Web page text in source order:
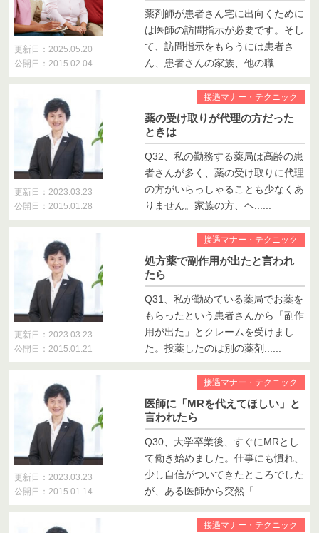
更新日：2025.05.20
公開日：2015.02.04
薬剤師が患者さん宅に出向くために
は医師の訪問指示が必要です。そし
て、訪問指示をもらうには患者さ
ん、患者さんの家族、他の職......
更新日：2023.03.23
公開日：2015.01.28
接遇マナー・テクニック
薬の受け取りが代理の方だった
ときは
Q32、私の勤務する薬局は高齢の患
者さんが多く、薬の受け取りに代理
の方がいらっしゃることも少なくあ
りません。家族の方、ヘ......
更新日：2023.03.23
公開日：2015.01.21
接遇マナー・テクニック
処方薬で副作用が出たと言われ
たら
Q31、私が勤めている薬局でお薬を
もらったという患者さんから「副作
用が出た」とクレームを受けまし
た。投薬したのは別の薬剤......
更新日：2023.03.23
公開日：2015.01.14
接遇マナー・テクニック
医師に「MRを代えてほしい」と
言われたら
Q30、大学卒業後、すぐにMRとし
て働き始めました。仕事にも慣れ、
少し自信がついてきたところでした
が、ある医師から突然「......
接遇マナー・テクニック